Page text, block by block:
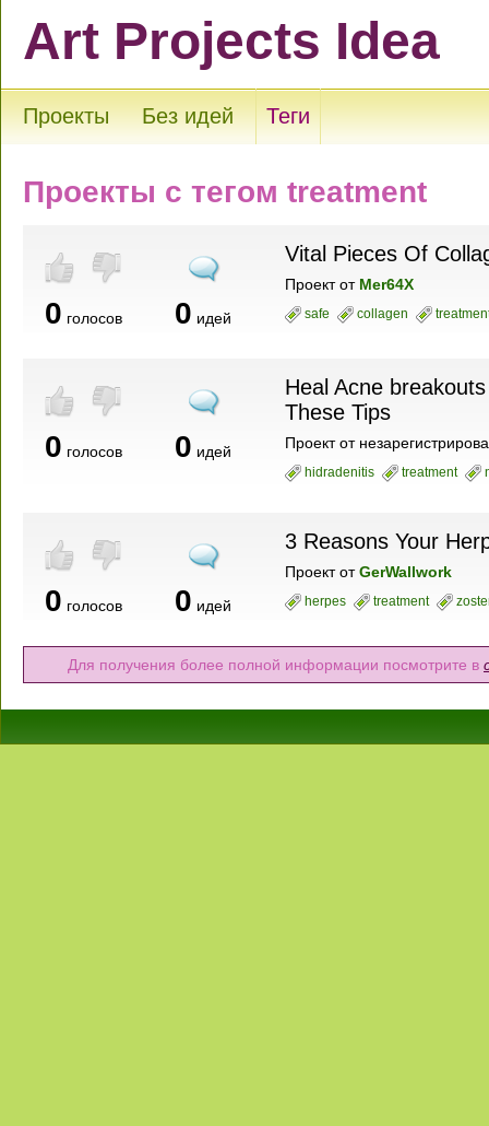
Art Projects Idea
Проекты Без идей Теги
Проекты с тегом treatment
0 голосов 0 идей
Vital Pieces Of
Проект от Mer64X
safe collagen
0 голосов 0 идей
Heal Acne
These Tips
Проект от
hidradenitis treatment
0 голосов 0 идей
3 Reasons Your
Проект отGerWallwork
herpes treatment
Для получения более полной информации посмотрите в